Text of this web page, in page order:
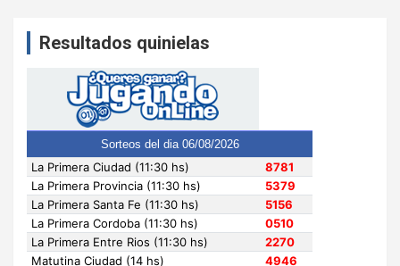
Resultados quinielas